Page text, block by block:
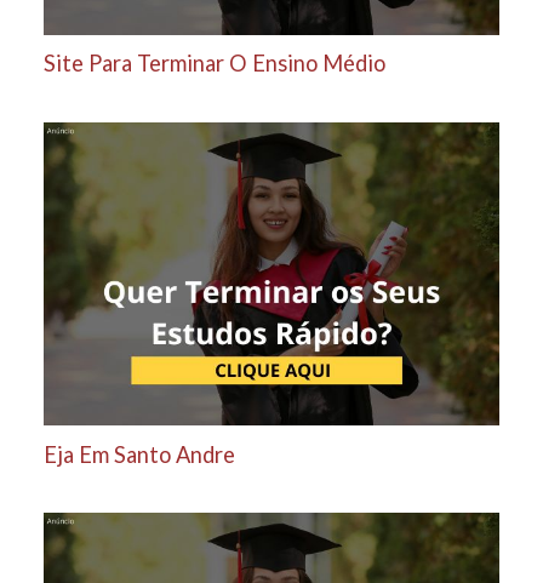
Site Para Terminar O Ensino Médio
Eja Em Santo Andre